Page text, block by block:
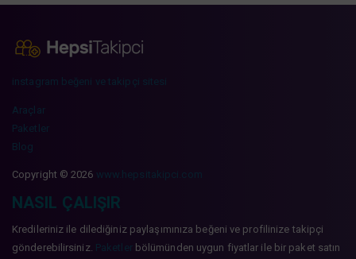
instagram beğeni ve takipçi sitesi
Araçlar
Paketler
Blog
Copyright © 2026 www.hepsitakipci.com
NASIL ÇALIŞIR
Kredileriniz ile dilediğiniz paylaşımınıza beğeni ve profilinize takipçi
gönderebilirsiniz. Paketler bölümünden uygun fiyatlar ile bir paket satın